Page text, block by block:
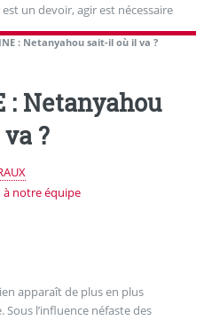
un devoir, agir est nécessaire
: Netanyahou sait-il où il va ?
: Netanyahou
?
à notre équipe
apparaît de plus en plus
l’influence néfaste des